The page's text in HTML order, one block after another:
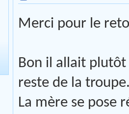
Merci pour le
Bon il allait plutôt
reste de la
La mère se pose